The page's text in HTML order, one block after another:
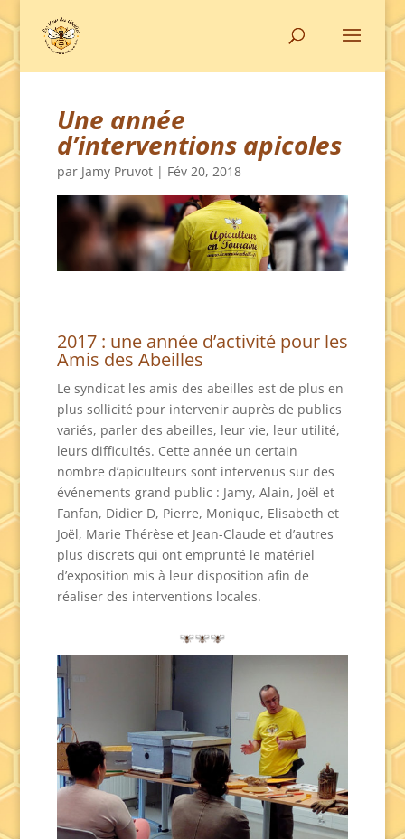
Une année
d’interventions apicoles
par Jamy Pruvot| Fév 20, 2018
2017 : une année d’activité pour les
Amis des Abeilles
Le syndicat les amis des abeilles est de plus en
plus sollicité pour intervenir auprès de publics
variés, parler des abeilles, leur vie, leur utilité,
leurs difficultés. Cette année un certain
nombre d’apiculteurs sont intervenus sur des
événements grand public : Jamy, Alain, Joël et
Fanfan, Didier D, Pierre, Monique, Elisabeth et
Joël, Marie Thérèse et Jean-Claude et d’autres
plus discrets qui ont emprunté le matériel
d’exposition mis à leur disposition afin de
réaliser des interventions locales.